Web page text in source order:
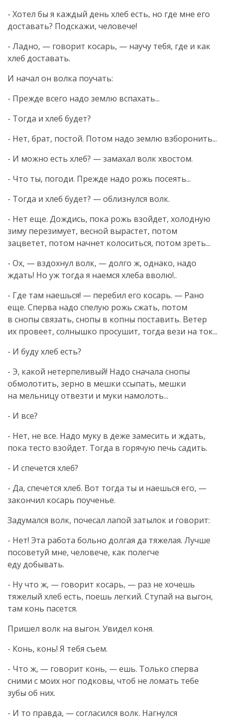
- Хотел бы я каждый день хлеб есть, но где мне его
доставать? Подскажи, человече!
- Ладно, — говорит косарь, — научу тебя, где и как
хлеб доставать.
И начал он волка поучать:
- Прежде всего надо землю вспахать...
- Тогда и хлеб будет?
- Нет, брат, постой. Потом надо землю взборонить...
- И можно есть хлеб? — замахал волк хвостом.
- Что ты, погоди. Прежде надо рожь посеять...
- Тогда и хлеб будет? — облизнулся волк.
- Нет еще. Дождись, пока рожь взойдет, холодную
зиму перезимует, весной вырастет, потом
зацветет, потом начнет колоситься, потом зреть...
- Ох, — вздохнул волк, — долго ж, однако, надо
ждать! Но уж тогда я наемся хлеба вволю!..
- Где там наешься! — перебил его косарь. — Рано
еще. Сперва надо спелую рожь сжать, потом
в снопы связать, снопы в копны поставить. Ветер
их провеет, солнышко просушит, тогда вези на ток...
- И буду хлеб есть?
- Э, какой нетерпеливый! Надо сначала снопы
обмолотить, зерно в мешки ссыпать, мешки
на мельницу отвезти и муки намолоть...
- И все?
- Нет, не все. Надо муку в деже замесить и ждать,
пока тесто взойдет. Тогда в горячую печь садить.
- И спечется хлеб?
- Да, спечется хлеб. Вот тогда ты и наешься его, —
закончил косарь поученье.
Задумался волк, почесал лапой затылок и говорит:
- Нет! Эта работа больно долгая да тяжелая. Лучше
посоветуй мне, человече, как полегче
еду добывать.
- Ну что ж, — говорит косарь, — раз не хочешь
тяжелый хлеб есть, поешь легкий. Ступай на выгон,
там конь пасется.
Пришел волк на выгон. Увидел коня.
- Конь, конь! Я тебя съем.
- Что ж, — говорит конь, — ешь. Только сперва
сними с моих ног подковы, чтоб не ломать тебе
зубы об них.
- И то правда, — согласился волк. Нагнулся